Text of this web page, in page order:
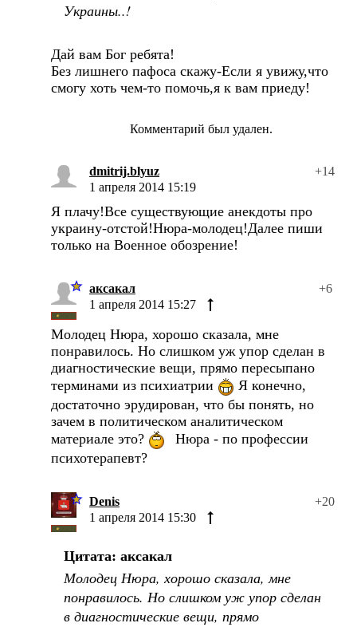
Украины..!
Дай вам Бог ребята!
Без лишнего пафоса скажу-Если я увижу,что
смогу хоть чем-то помочь,я к вам приеду!
Комментарий был удален.
dmitrij.blyuz
+14
1 апреля 2014 15:19
Я плачу!Все существующие анекдоты про
украину-отстой!Нюра-молодец!Далее пиши
только на Военное обозрение!
аксакал
+6
1 апреля 2014 15:27
Молодец Нюра, хорошо сказала, мне
понравилось. Но слишком уж упор сделан в
диагностические вещи, прямо пересыпано
терминами из психиатрии
Я конечно,
достаточно эрудирован, что бы понять, но
зачем в политическом аналитическом
материале это?
Нюра - по профессии
психотерапевт?
Denis
+20
1 апреля 2014 15:30
Цитата: аксакал
Молодец Нюра, хорошо сказала, мне
понравилось. Но слишком уж упор сделан
в диагностические вещи, прямо